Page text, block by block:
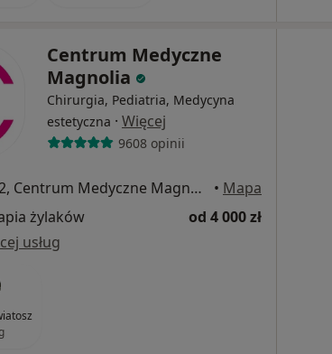
Centrum Medyczne
Magnolia
Chirurgia, Pediatria, Medycyna
estetyczna · Więcej
9608 opinii
ul. Sarnia 2, Centrum Medyczne Magnolia Jagodno, Wrocław • Mapa
żylaków
od 4 000 zł
usług